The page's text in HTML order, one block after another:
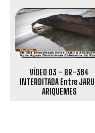
VÍDEO 03 – BR-364
INTERDITADA Entre
ARIQUEMES